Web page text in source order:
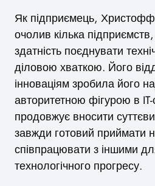
Як підприємець,
очолив кілька
здатність поєднувати
діловою хваткою. Його
інноваціям зробила його
авторитетною фігурою в IT-
продовжує вносити
завжди готовий приймати
співпрацювати з іншими
технологічного прогресу.